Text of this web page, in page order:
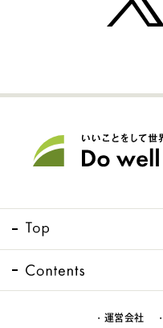
・運営会社